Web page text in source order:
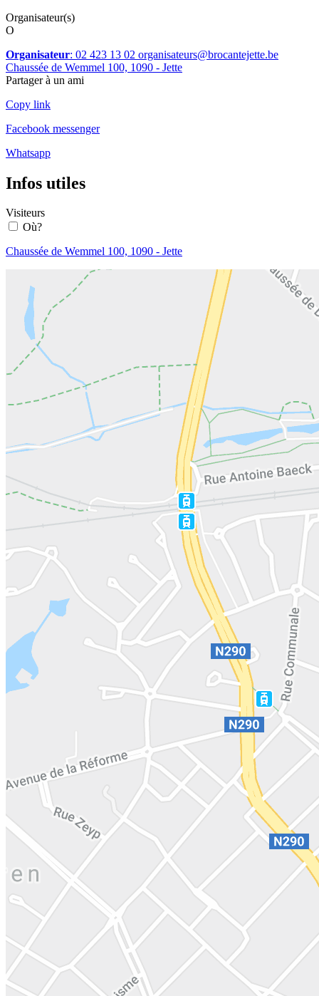
Organisateur(s)
O
Organisateur: 02 423 13 02 organisateurs@brocantejette.be
Chaussée de Wemmel 100, 1090 - Jette
Partager à un ami
Copy link
Facebook messenger
Whatsapp
Infos utiles
Visiteurs
Où?
Chaussée de Wemmel 100, 1090 - Jette